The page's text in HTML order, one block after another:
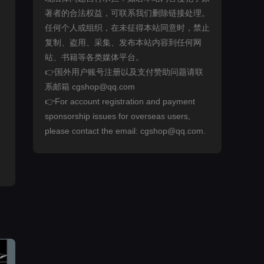
著者的合法权益，可联系我们删除链接处理。
任何个人或组织，在未征得本站同意时，禁止
复制、盗用、采集、发布本站内容到任何网
站、书籍等各类媒体平台。
👉国外用户账号注册以及支付赞助问题请联
系邮箱 cgshop@qq.com
👉For account registration and payment
sponsorship issues for overseas users,
please contact the email: cgshop@qq.com.